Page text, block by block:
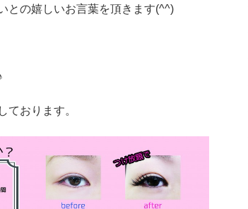
との嬉しいお言葉を頂きます(^^)
ております。